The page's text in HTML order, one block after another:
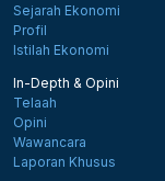
Sejarah Ekonomi
Profil
Istilah Ekonomi
In-Depth & Opini
Telaah
Opini
Wawancara
Laporan Khusus